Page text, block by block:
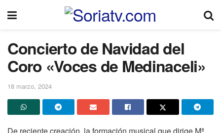
Concierto de Navidad del
Coro «Voces de Medinaceli»
18 marzo, 2024
De reciente creación, la formación musical que dirige Mª